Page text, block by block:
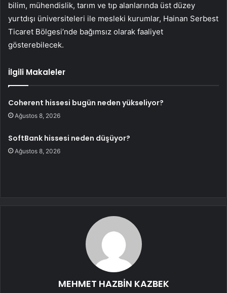
bilim, mühendislik, tarım ve tıp alanlarında üst düzey
yurtdışı üniversiteleri ile mesleki kurumlar, Hainan Serbest
Ticaret Bölgesi’nde bağımsız olarak faaliyet
gösterebilecek.
İlgili Makaleler
Coherent hissesi bugün neden yükseliyor?
Ağustos 8, 2026
SoftBank hissesi neden düşüyor?
Ağustos 8, 2026
MEHMET HAZBİN KAZBEK